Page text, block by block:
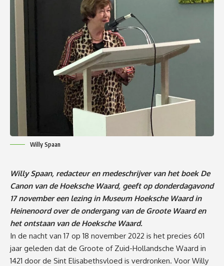
Willy Spaan
Willy Spaan, redacteur en medeschrijver van het boek De
Canon van de Hoeksche Waard, geeft op donderdagavond
17 november een lezing in Museum Hoeksche Waard in
Heinenoord over de ondergang van de Groote Waard en
het ontstaan van de Hoeksche Waard.
In de nacht van 17 op 18 november 2022 is het precies 601
jaar geleden dat de Groote of Zuid-Hollandsche Waard in
1421 door de Sint Elisabethsvloed is verdronken. Voor Willy